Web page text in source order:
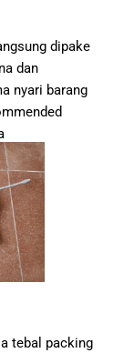
dipake
dan
nyari barang
tebal packing